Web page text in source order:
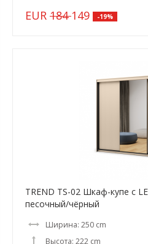
EUR 184149 -19%
TREND TS-02 Шкаф-купе c
песочный/чёрный
Ширина: 250 cm
Высота: 222 cm